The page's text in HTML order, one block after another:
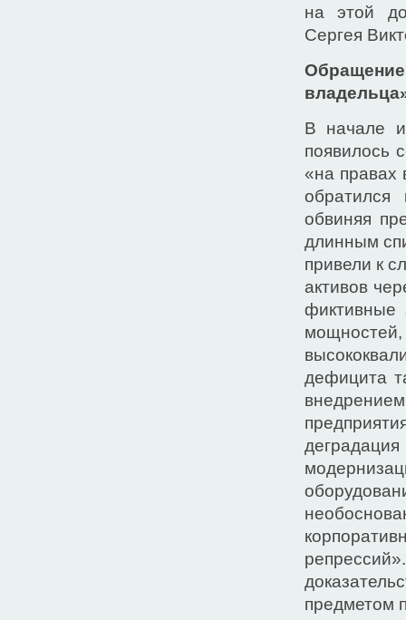
на этой
Сергея
В начале
появилось
«на правах
обратился
обвиняя
длинным
привели к
активов
фиктивные
дефицита
деградация
предметом